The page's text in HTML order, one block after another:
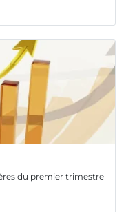
du premier trimestre